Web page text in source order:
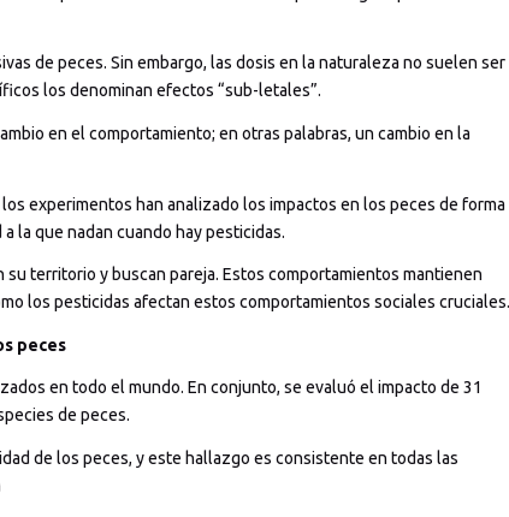
de peces. Sin embargo, las dosis en la naturaleza no suelen ser
los denominan efectos “sub-letales”.
en el comportamiento; en otras palabras, un cambio en la
experimentos han analizado los impactos en los peces de forma
la que nadan cuando hay pesticidas.
territorio y buscan pareja. Estos comportamientos mantienen
los pesticidas afectan estos comportamientos sociales cruciales.
peces
en todo el mundo. En conjunto, se evaluó el impacto de 31
de peces.
de los peces, y este hallazgo es consistente en todas las